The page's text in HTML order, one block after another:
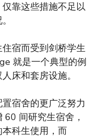
靠这些措施不足以
宿而受到剑桥学生
就是一个典型的例
床和套房设施。
宿舍的更广泛努力
间研究生宿舍，
科生使用，而